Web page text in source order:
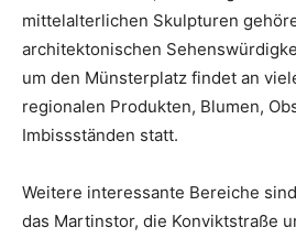
mittelalterlichen Skulpturen
architektonischen
um den Münsterplatz findet an
regionalen Produkten, Blumen,
Imbissständen statt.
Weitere interessante Bereiche
das Martinstor, die Konviktstraße